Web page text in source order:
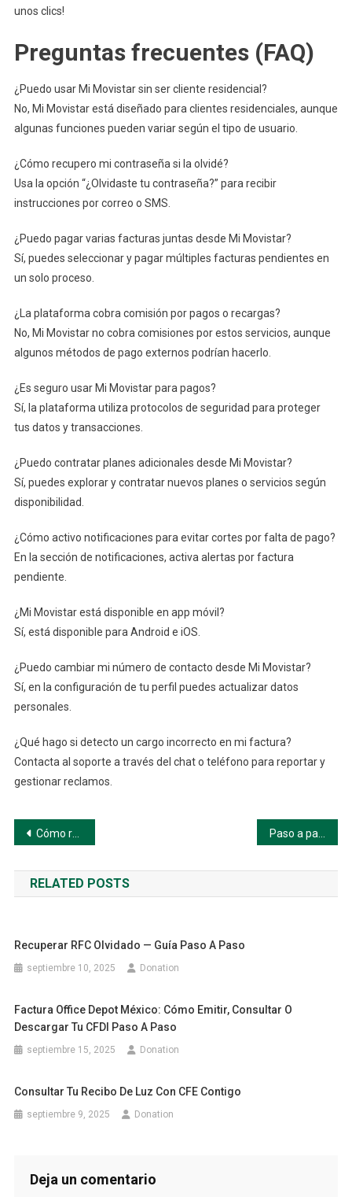
unos clics!
Preguntas frecuentes (FAQ)
¿Puedo usar Mi Movistar sin ser cliente residencial?
No, Mi Movistar está diseñado para clientes residenciales, aunque
algunas funciones pueden variar según el tipo de usuario.
¿Cómo recupero mi contraseña si la olvidé?
Usa la opción “¿Olvidaste tu contraseña?” para recibir
instrucciones por correo o SMS.
¿Puedo pagar varias facturas juntas desde Mi Movistar?
Sí, puedes seleccionar y pagar múltiples facturas pendientes en
un solo proceso.
¿La plataforma cobra comisión por pagos o recargas?
No, Mi Movistar no cobra comisiones por estos servicios, aunque
algunos métodos de pago externos podrían hacerlo.
¿Es seguro usar Mi Movistar para pagos?
Sí, la plataforma utiliza protocolos de seguridad para proteger
tus datos y transacciones.
¿Puedo contratar planes adicionales desde Mi Movistar?
Sí, puedes explorar y contratar nuevos planes o servicios según
disponibilidad.
¿Cómo activo notificaciones para evitar cortes por falta de pago?
En la sección de notificaciones, activa alertas por factura
pendiente.
¿Mi Movistar está disponible en app móvil?
Sí, está disponible para Android e iOS.
¿Puedo cambiar mi número de contacto desde Mi Movistar?
Sí, en la configuración de tu perfil puedes actualizar datos
personales.
¿Qué hago si detecto un cargo incorrecto en mi factura?
Contacta al soporte a través del chat o teléfono para reportar y
gestionar reclamos.
Navegación
de
entradas
Cómo registrarse en Mi Movistar: paso a paso detallado
RELATED POSTS
Recuperar RFC Olvidado — Guía Paso A Paso
septiembre 10, 2025 Donation
Factura Office Depot México: Cómo Emitir, Consultar O
Descargar Tu CFDI Paso A Paso
septiembre 15, 2025 Donation
Consultar Tu Recibo De Luz Con CFE Contigo
septiembre 9, 2025 Donation
Deja un comentario